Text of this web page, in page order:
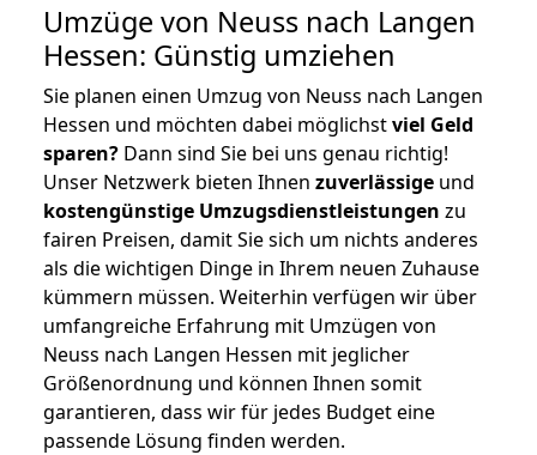
Umzüge von Neuss nach Langen
Hessen: Günstig umziehen
Sie planen einen Umzug von Neuss nach Langen
Hessen und möchten dabei möglichstviel Geld
sparen? Dann sind Sie bei uns genau richtig!
Unser Netzwerk bieten Ihnen zuverlässige und
kostengünstige Umzugsdienstleistungen zu
fairen Preisen, damit Sie sich um nichts anderes
als die wichtigen Dinge in Ihrem neuen Zuhause
kümmern müssen. Weiterhin verfügen wir über
umfangreiche Erfahrung mit Umzügen von
Neuss nach Langen Hessen mit jeglicher
Größenordnung und können Ihnen somit
garantieren, dass wir für jedes Budget eine
passende Lösung finden werden.